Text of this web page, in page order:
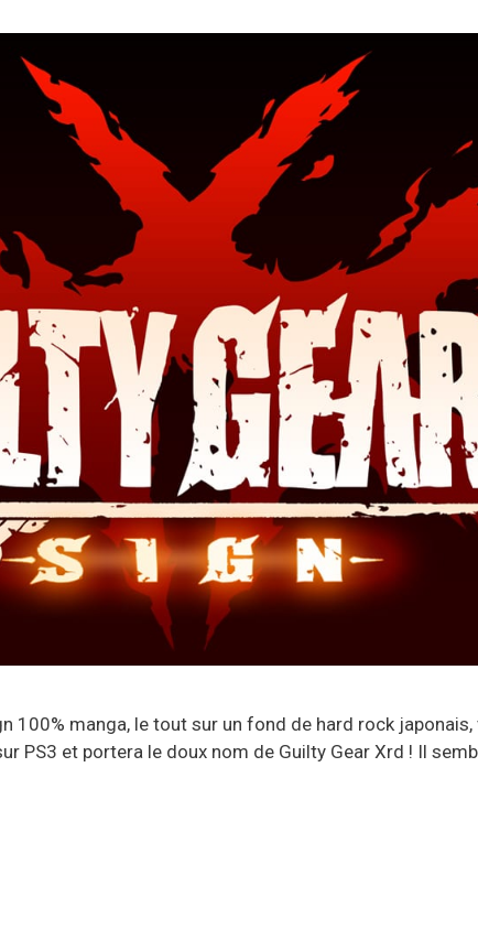
100% manga, le tout sur un fond de hard rock
PS3 et portera le doux nom de Guilty Gear Xrd ! Il